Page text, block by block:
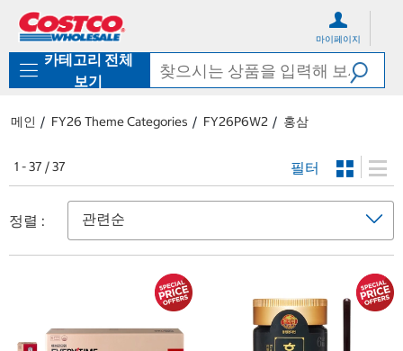
로
기
가
마이페이지
카테고리 전체
보기
메인 FY26 Theme Categories FY26P6W2 홍삼
1 - 37 / 37 필터
정렬 :